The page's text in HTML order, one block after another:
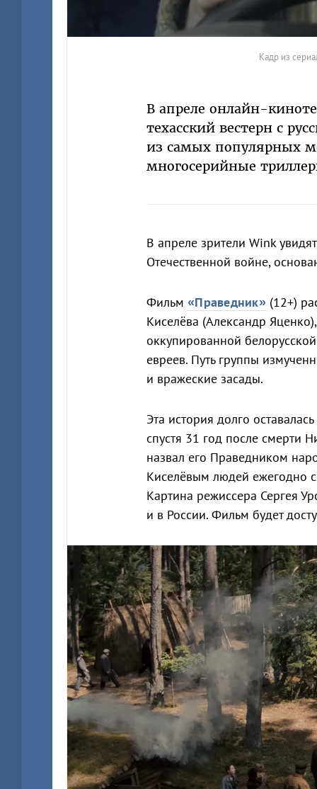
Кадр из
В апреле онлайн-
техасский вестерн с
из самых популярных
многосерийные
В апреле зрители Wink
Отечественной войне,
Фильм «Праведник»(12+)
Киселёва (Александр
оккупированной
евреев. Путь группы
и вражеские засады.
Эта история долго
спустя 31 год после смерти
назвал его Праведником
Киселёвым людей ежегодно
Картина режиссера Сергея
и в России. Фильм будет